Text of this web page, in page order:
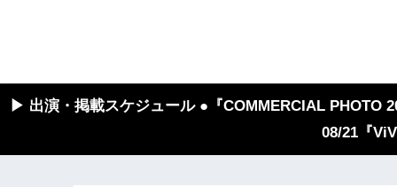
▶︎ 出演・掲載スケジュール ●『COMMERCIAL PHOTO
08/21『